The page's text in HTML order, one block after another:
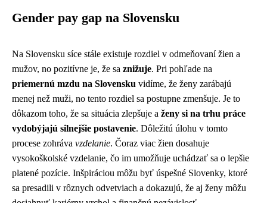
Gender pay gap na Slovensku
Na Slovensku síce stále existuje rozdiel v odmeňovaní žien a
mužov, no pozitívne je, že sa znižuje. Pri pohľade na
priemernú mzdu na Slovensku vidíme, že ženy zarábajú
menej než muži, no tento rozdiel sa postupne zmenšuje. Je to
dôkazom toho, že sa situácia zlepšuje a ženy si na trhu práce
vydobýjajú silnejšie postavenie. Dôležitú úlohu v tomto
procese zohráva vzdelanie. Čoraz viac žien dosahuje
vysokoškolské vzdelanie, čo im umožňuje uchádzať sa o lepšie
platené pozície. Inšpiráciou môžu byť úspešné Slovenky, ktoré
sa presadili v rôznych odvetviach a dokazujú, že aj ženy môžu